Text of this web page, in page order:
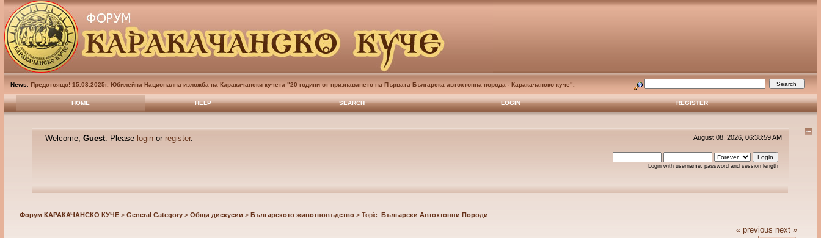
News: Предстоящо! 15.03.2025г. Юбилейна Национална изложба на Каракачански кучета "20 години от признаването на Първата Българска автохтонна порода - Каракачанско куче".
HOME HELP SEARCH LOGIN REGISTER
Welcome,Guest. Please login or register. August 08, 2026, 06:38:59 AM
Login with username, password and session length
Форум КАРАКАЧАНСКО КУЧЕ> General Category> Общи дискусии > Българското животновъдство> Topic: Български Автохтонни Породи
« previous next »